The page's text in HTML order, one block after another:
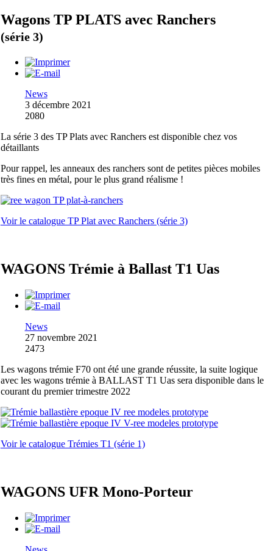
Wagons TP PLATS avec Ranchers
(série 3)
News
3 décembre 2021
2080
La série 3 des TP Plats avec Ranchers est disponible chez vos
détaillants
Pour rappel, les anneaux des ranchers sont de petites pièces mobiles
très fines en métal, pour le plus grand réalisme !
Voir le catalogue TP Plat avec Ranchers (série 3)
WAGONS Trémie à Ballast T1 Uas
News
27 novembre 2021
2473
Les wagons trémie F70 ont été une grande réussite, la suite logique
avec les wagons trémie à BALLAST T1 Uas sera disponible dans le
courant du premier trimestre 2022
Voir le catalogue Trémies T1 (série 1)
WAGONS UFR Mono-Porteur